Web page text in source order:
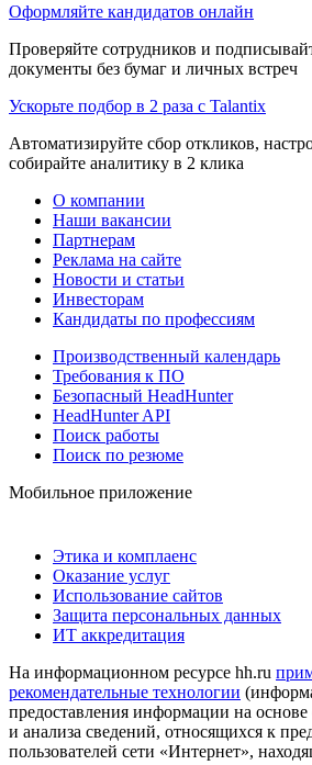
Оформляйте кандидатов онлайн
Проверяйте сотрудников и
документы без бумаг и личных встреч
Ускорьте подбор в 2 раза с Talantix
Автоматизируйте сбор откликов,
собирайте аналитику в 2 клика
О компании
Наши вакансии
Партнерам
Реклама на сайте
Новости и статьи
Инвесторам
Кандидаты по профессиям
Производственный календарь
Требования к ПО
Безопасный HeadHunter
HeadHunter API
Поиск работы
Поиск по резюме
Мобильное приложение
Этика и комплаенс
Оказание услуг
Использование сайтов
Защита персональных данных
ИТ аккредитация
На информационном ресурсе hh.ru
рекомендательные технологии
предоставления информации на основе
и анализа сведений, относящихся к
пользователей сети «Интернет»,